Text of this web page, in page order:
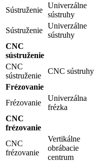
Sústruženie
Univerzálne
sústruhy
Sústruženie
Univerzálne
sústruhy
CNC
sústruženie
CNC
sústruženie
CNC sústruhy
Frézovanie
Frézovanie
Univerzálna
frézka
CNC
frézovanie
CNC
frézovanie
Vertikálne
obrábacie
centrum